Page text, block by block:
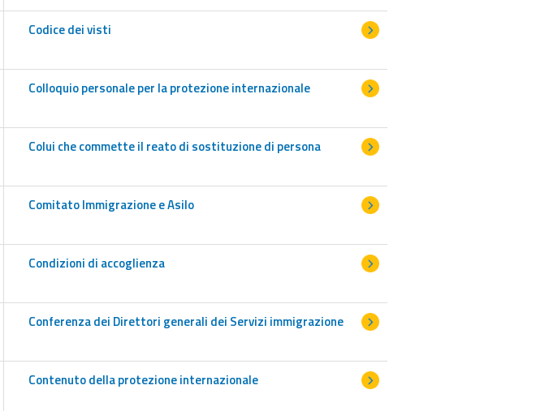
Codice dei visti
Colloquio personale per la protezione internazionale
Colui che commette il reato di sostituzione di persona
Comitato Immigrazione e Asilo
Condizioni di accoglienza
Conferenza dei Direttori generali dei Servizi immigrazione
Contenuto della protezione internazionale